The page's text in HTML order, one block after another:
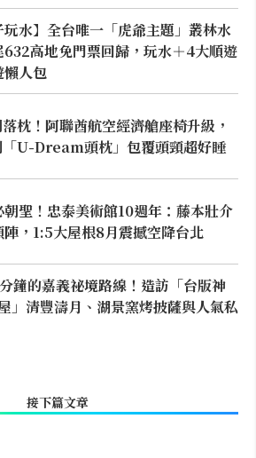
玩水】全台唯一「虎爺主題」叢林水
632高地免門票回歸，玩水＋4大順遊
人包
枕！阿聯酋航空經濟艙座椅升級，
「U-Dream頭枕」包覆頭頸超好睡
朝聖！忠泰美術館10週年：藤本壯介
陣，1:5大屋根8月震撼空降台北
鐘的嘉義祕境路線！造訪「台版神
」清豐濤月、湖景窯烤披薩與人氣私
接下篇文章